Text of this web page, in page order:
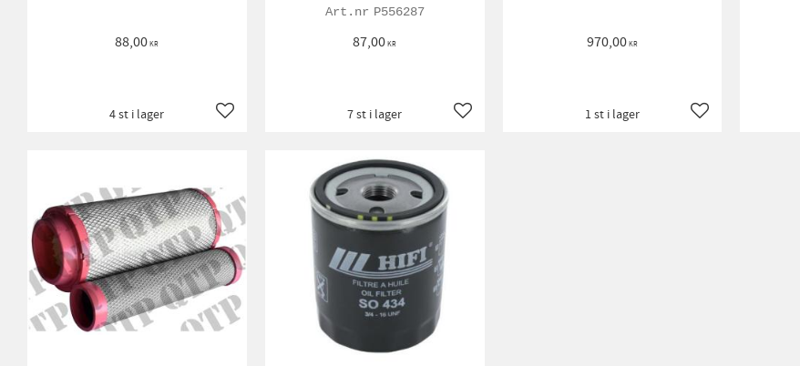
88,00KR
Lägg till i favoriter
4 st i lager
P556287
87,00KR
Lägg till i favoriter
7 st i lager
970,00KR
Lägg till i favoriter
1 st i lager